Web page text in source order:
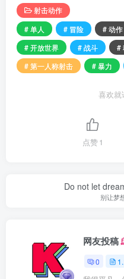
射击动作
# 单人
# 冒险 # 动作
# 开放世界
# 战斗 #
# 第一人称射击
# 暴力
喜欢就
点赞1
Do not let
别让梦
网友投稿
0